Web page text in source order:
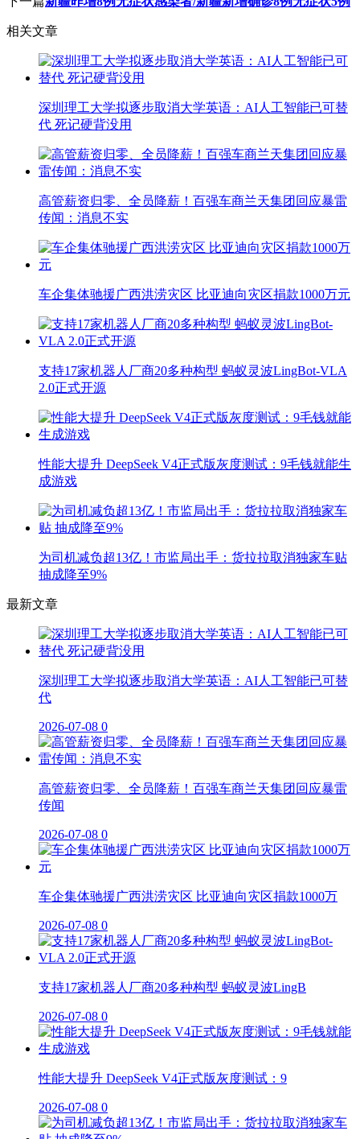
相关文章
深圳理工大学拟逐步取消大学英语：AI人工智能已可替
代 死记硬背没用
高管薪资归零、全员降薪！百强车商兰天集团回应暴雷
传闻：消息不实
车企集体驰援广西洪涝灾区 比亚迪向灾区捐款1000万元
支持17家机器人厂商20多种构型 蚂蚁灵波LingBot-VLA
2.0正式开源
性能大提升 DeepSeek V4正式版灰度测试：9毛钱就能生
成游戏
为司机减负超13亿！市监局出手：货拉拉取消独家车贴
抽成降至9%
最新文章
深圳理工大学拟逐步取消大学英语：AI人工智能已可替
代
2026-07-08 0
高管薪资归零、全员降薪！百强车商兰天集团回应暴雷
传闻
2026-07-08 0
车企集体驰援广西洪涝灾区 比亚迪向灾区捐款1000万
2026-07-08 0
支持17家机器人厂商20多种构型 蚂蚁灵波LingB
2026-07-08 0
性能大提升 DeepSeek V4正式版灰度测试：9
2026-07-08 0